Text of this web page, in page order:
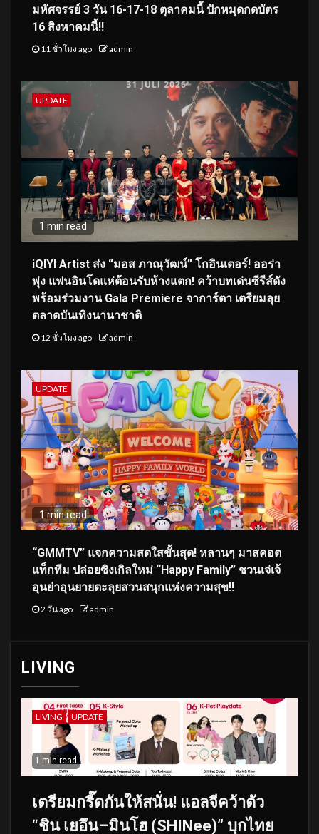
มหัศจรรย์ 3 วัน 16-17-18 ตุลาคมนี้ ปักหมุดกดบัตร
16 สิงหาคมนี้!!
11 ชั่วโมง ago admin
UPDATE
1 min read
iQIYI Artist ส่ง “มอส ภาณุวัฒน์” โกอินเตอร์! ออร่า
พุ่ง แฟนอินโดแห่ต้อนรับห้างแตก! คว้าบทเด่นซีรีส์ดัง
พร้อมร่วมงาน Gala Premiere จาการ์ตา เตรียมลุย
ตลาดบันเทิงนานาชาติ
12 ชั่วโมง ago admin
UPDATE
1 min read
“GMMTV” แจกความสดใสขั้นสุด! หลานๆ มาสคอต
แท็กทีม ปล่อยซิงเกิลใหม่ “Happy Family” ชวนเจ่เจ้
อุนย่าอุนยายตะลุยสวนสนุกแห่งความสุข!!
2 วัน ago admin
LIVING
LIVING UPDATE
1 min read
เตรียมกรี๊ดกันให้สนั่น! แอลจีคว้าตัว
“ชิน เยอึน–มินโฮ (SHINee)” บุกไทย